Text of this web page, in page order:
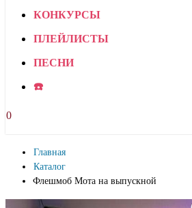
КОНКУРСЫ
ПЛЕЙЛИСТЫ
ПЕСНИ
☎️
0
Главная
Каталог
Флешмоб Мота на выпускной